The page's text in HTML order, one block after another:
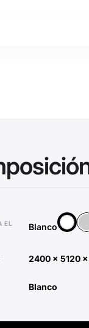
EL
Blanco
Blanco
2400 x 5120
blanco